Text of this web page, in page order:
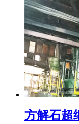
方解石超